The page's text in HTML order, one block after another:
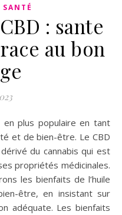
SANTÉ
: sante
au bon
et de bien-être. Le CBD
du cannabis qui est
propriétés médicinales.
les bienfaits de l’huile
être, en insistant sur
adéquate. Les bienfaits